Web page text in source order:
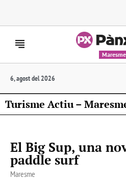
Maresme
6, agost del 2026
Turisme Actiu –
El Big Sup, una
paddle surf
Maresme